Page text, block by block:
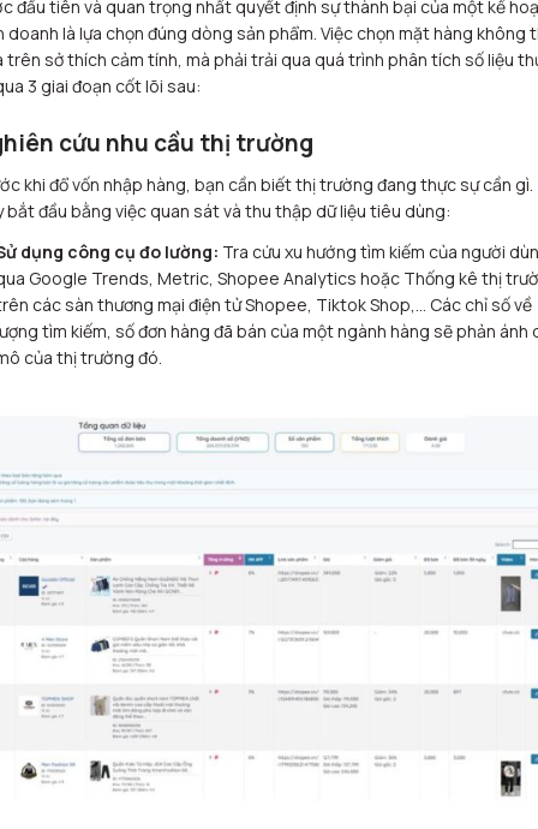
đầu tiên và quan trọng nhất quyết định sự thành bại của một kế
doanh là lựa chọn đúng dòng sản phẩm. Việc chọn mặt hàng không
trên sở thích cảm tính, mà phải trải qua quá trình phân tích số liệu
3 giai đoạn cốt lõi sau:
cứu nhu cầu thị trường
khi đổ vốn nhập hàng, bạn cần biết thị trường đang thực sự cần gì.
bắt đầu bằng việc quan sát và thu thập dữ liệu tiêu dùng:
dụng công cụ đo lường: Tra cứu xu hướng tìm kiếm của người
Google Trends, Metric, Shopee Analytics hoặc Thống kê thị
các sàn thương mại điện tử Shopee, Tiktok Shop,… Các chỉ số về
tìm kiếm, số đơn hàng đã bán của một ngành hàng sẽ phản ánh
của thị trường đó.